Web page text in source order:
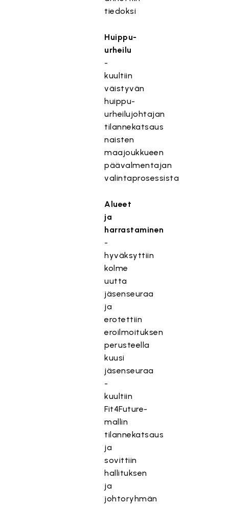
tiedoksi
Huippu-
urheilu
-
kuultiin
väistyvän
huippu-
urheilujohtajan
tilannekatsaus
naisten
maajoukkueen
päävalmentajan
valintaprosessista
Alueet
ja
harrastaminen
-
hyväksyttiin
kolme
uutta
jäsenseuraa
ja
erotettiin
eroilmoituksen
perusteella
kuusi
jäsenseuraa
-
kuultiin
Fit4Future-
mallin
tilannekatsaus
ja
sovittiin
hallituksen
ja
johtoryhmän